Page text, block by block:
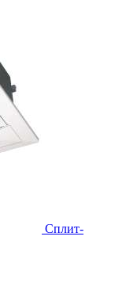
Сплит-